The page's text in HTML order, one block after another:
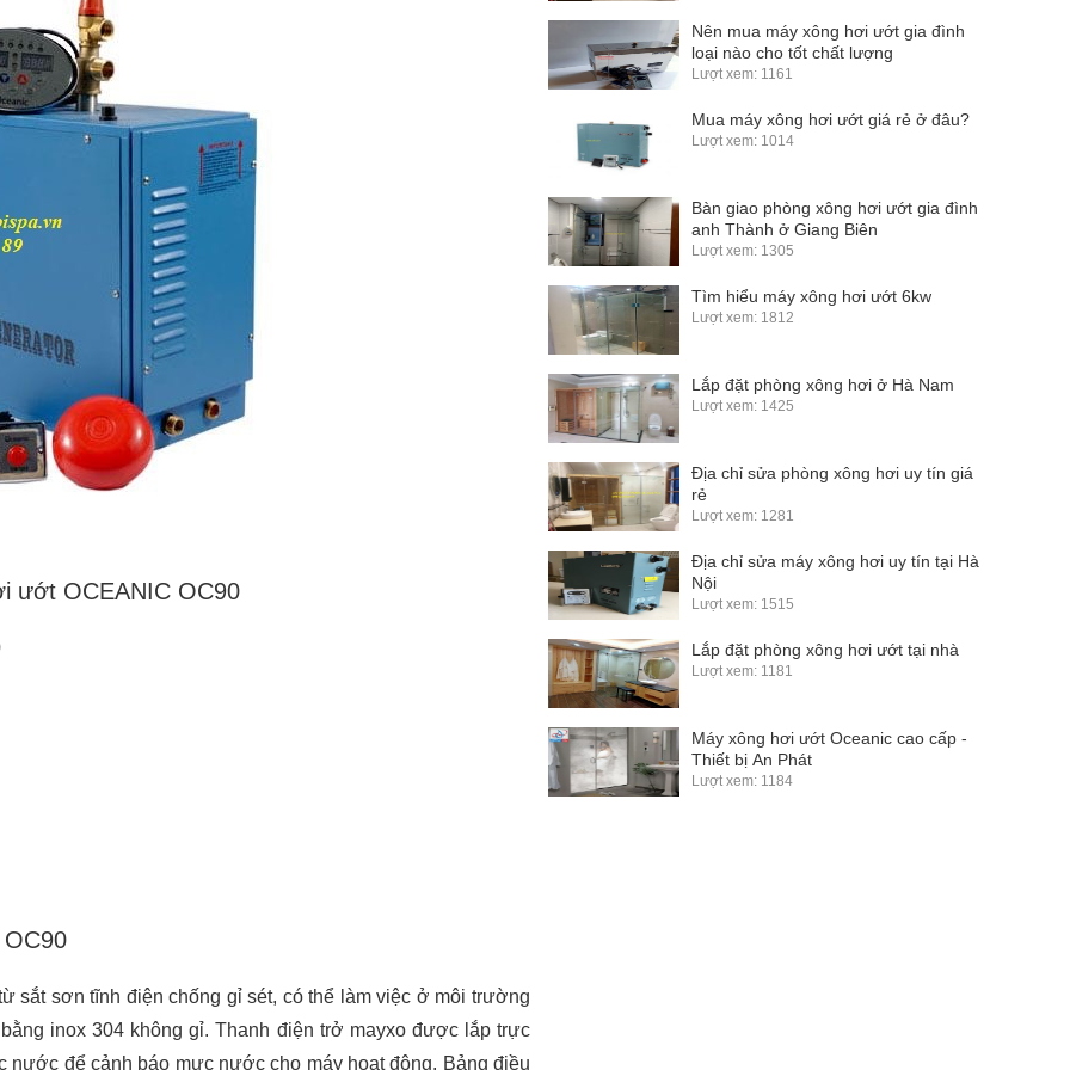
ướt OCEANIC OC90
sắt sơn tĩnh điện chống gỉ sét, có thể làm việc ở môi trường
inox 304 không gỉ. Thanh điện trở mayxo được lắp trực
nước để cảnh báo mực nước cho máy hoạt động. Bảng điều
Nên mua máy xông hơi ướt gia đình
loại nào cho tốt chất lượng
Lượt xem: 1161
Mua máy xông hơi ướt giá rẻ ở đâu?
Lượt xem: 1014
Bàn giao phòng xông hơi ướt gia đình
anh Thành ở Giang Biên
Lượt xem: 1305
Tìm hiểu máy xông hơi ướt 6kw
Lượt xem: 1812
Lắp đặt phòng xông hơi ở Hà Nam
Lượt xem: 1425
Địa chỉ sửa phòng xông hơi uy tín giá
rẻ
Lượt xem: 1281
Địa chỉ sửa máy xông hơi uy tín tại Hà
Nội
Lượt xem: 1515
Lắp đặt phòng xông hơi ướt tại nhà
Lượt xem: 1181
Máy xông hơi ướt Oceanic cao cấp -
Thiết bị An Phát
Lượt xem: 1184